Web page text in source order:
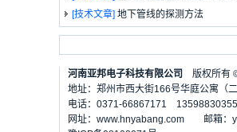
[技术文章] 地下管线的探测方法
河南亚邦电子科技有限公司 版权所有
地址：郑州市西大街166号华庭公寓（
电话：0371-66867171
网址：www.hnyabang.com 邮箱：